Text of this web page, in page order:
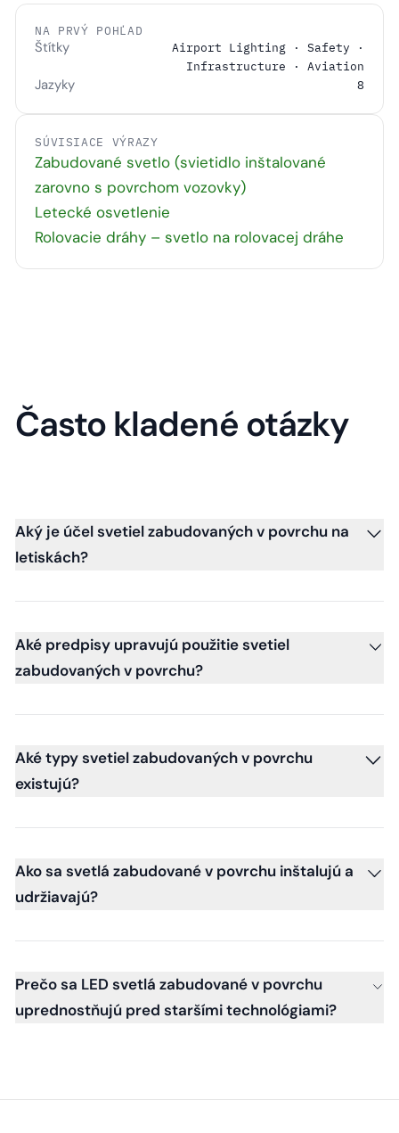
NA PRVÝ POHĽAD
Štítky
Airport Lighting · Safety ·
Infrastructure · Aviation
Jazyky 8
SÚVISIACE VÝRAZY
Zabudované svetlo (svietidlo inštalované
zarovno s povrchom vozovky)
Letecké osvetlenie
Rolovacie dráhy – svetlo na rolovacej dráhe
Často kladené otázky
Aký je účel svetiel zabudovaných v povrchu na
letiskách?
Aké predpisy upravujú použitie svetiel
zabudovaných v povrchu?
Aké typy svetiel zabudovaných v povrchu
existujú?
Ako sa svetlá zabudované v povrchu inštalujú a
udržiavajú?
Prečo sa LED svetlá zabudované v povrchu
uprednostňujú pred staršími technológiami?